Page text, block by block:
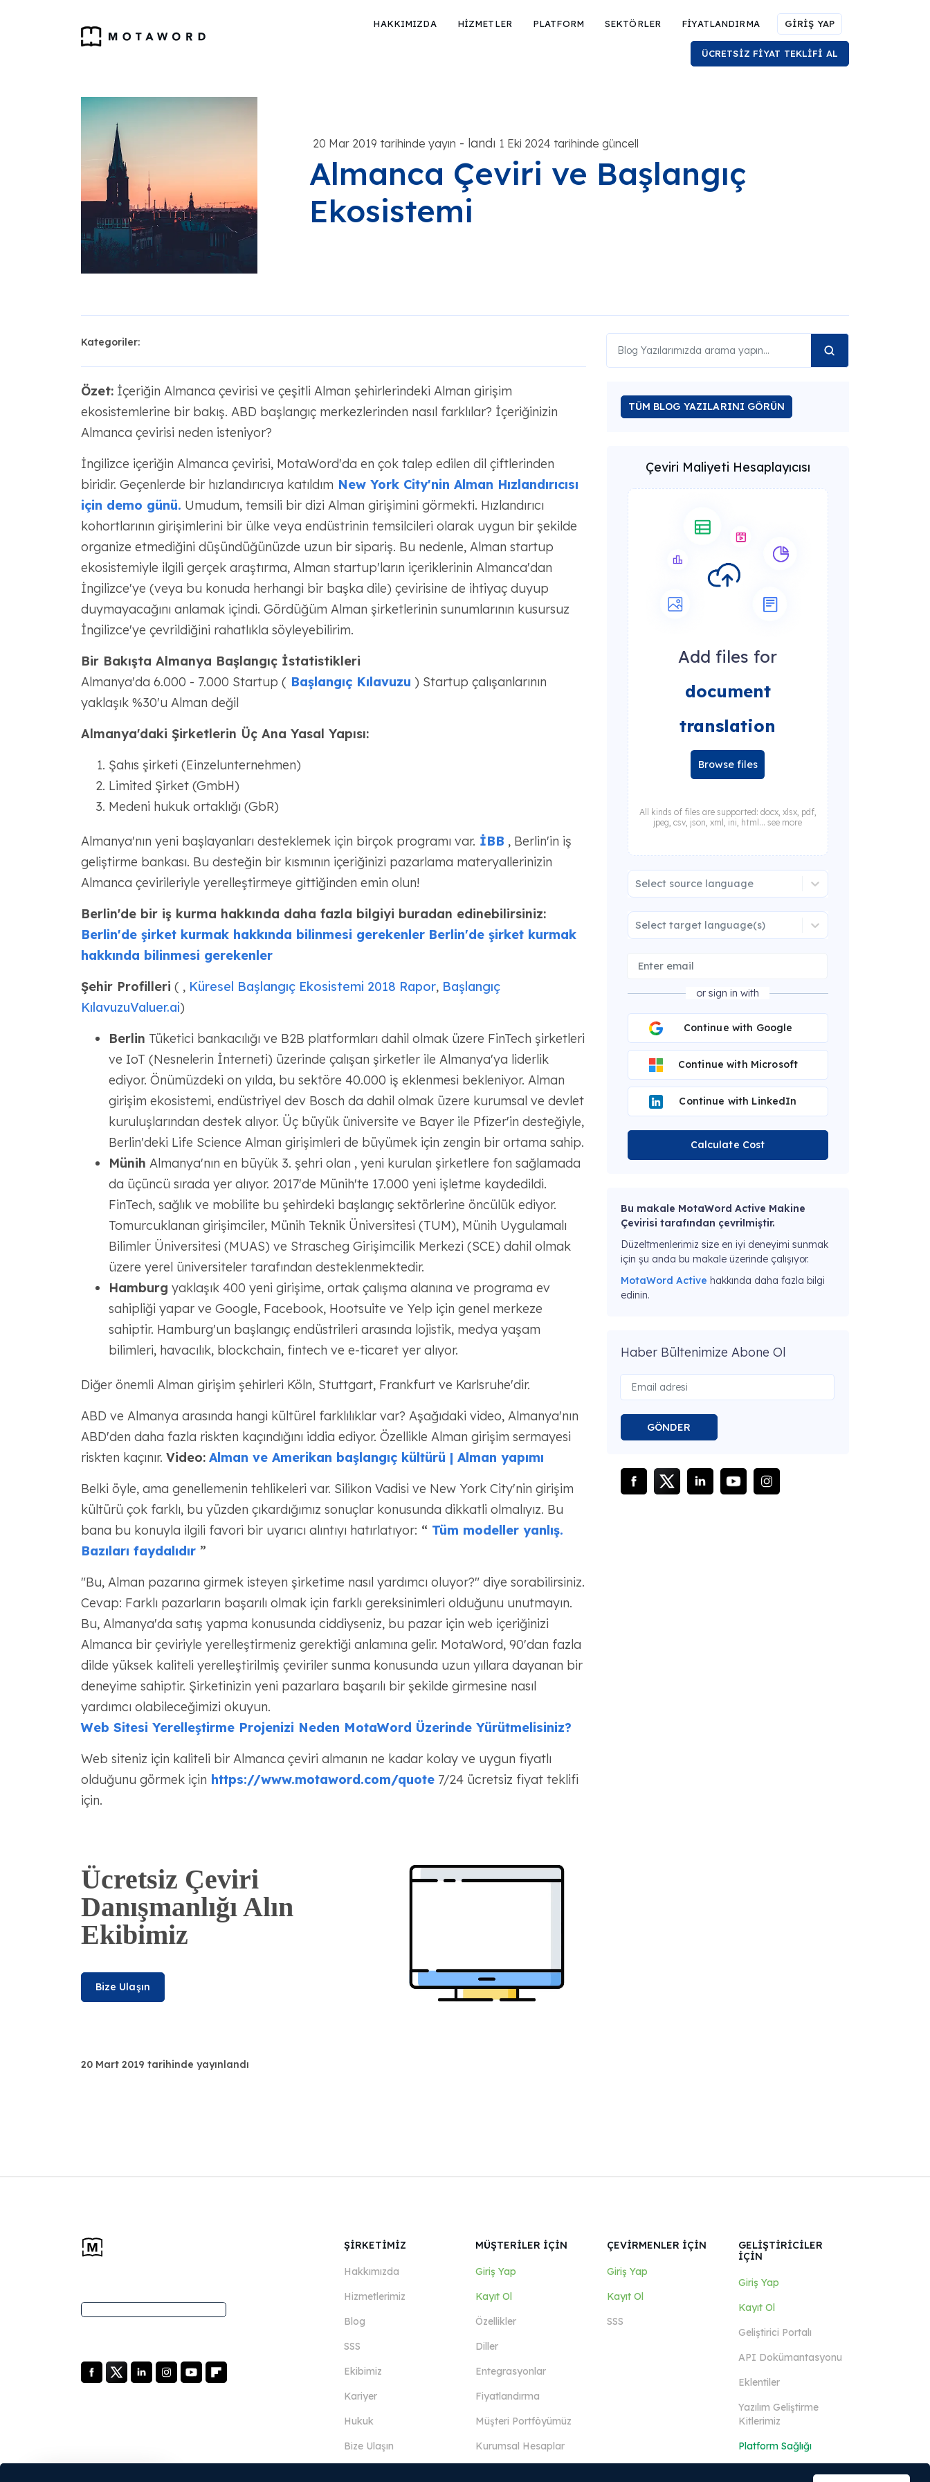
HAKKIMIZDA HİZMETLER PLATFORM SEKTÖRLER FİYATLANDIRMA GİRİŞ YAP
ÜCRETSİZ FİYAT TEKLİFİ AL
20 Mar 2019 tarihinde yayın - landı 1 Eki 2024 tarihinde güncell
Almanca Çeviri ve Başlangıç
Ekosistemi
Kategoriler:
Özet:İçeriğin Almanca çevirisi ve çeşitli Alman şehirlerindeki Alman girişim
ekosistemlerine bir bakış. ABD başlangıç merkezlerinden nasıl farklılar? İçeriğinizin
Almanca çevirisi neden isteniyor?
İngilizce içeriğin Almanca çevirisi, MotaWord'da en çok talep edilen dil çiftlerinden
biridir. Geçenlerde bir hızlandırıcıya katıldım New York City'nin Alman Hızlandırıcısı
için demo günü. Umudum, temsili bir dizi Alman girişimini görmekti. Hızlandırıcı
kohortlarının girişimlerini bir ülke veya endüstrinin temsilcileri olarak uygun bir şekilde
organize etmediğini düşündüğünüzde uzun bir sipariş. Bu nedenle, Alman startup
ekosistemiyle ilgili gerçek araştırma, Alman startup'ların içeriklerinin Almanca'dan
İngilizce'ye (veya bu konuda herhangi bir başka dile) çevirisine de ihtiyaç duyup
duymayacağını anlamak içindi. Gördüğüm Alman şirketlerinin sunumlarının kusursuz
İngilizce'ye çevrildiğini rahatlıkla söyleyebilirim.
Bir Bakışta Almanya Başlangıç İstatistikleri
Almanya'da 6.000 - 7.000 Startup ( Başlangıç Kılavuzu ) Startup çalışanlarının
yaklaşık %30'u Alman değil
Almanya'daki Şirketlerin Üç Ana Yasal Yapısı:
Şahıs şirketi (Einzelunternehmen)
Limited Şirket (GmbH)
Medeni hukuk ortaklığı (GbR)
Almanya'nın yeni başlayanları desteklemek için birçok programı var. İBB , Berlin'in iş
geliştirme bankası. Bu desteğin bir kısmının içeriğinizi pazarlama materyallerinizin
Almanca çevirileriyle yerelleştirmeye gittiğinden emin olun!
Berlin'de bir iş kurma hakkında daha fazla bilgiyi buradan edinebilirsiniz:
Berlin'de şirket kurmak hakkında bilinmesi gerekenler Berlin'de şirket kurmak
hakkında bilinmesi gerekenler
Şehir Profilleri ( , Küresel Başlangıç Ekosistemi 2018 Rapor, Başlangıç
KılavuzuValuer.ai)
Berlin Tüketici bankacılığı ve B2B platformları dahil olmak üzere FinTech şirketleri
ve IoT (Nesnelerin İnterneti) üzerinde çalışan şirketler ile Almanya'ya liderlik
ediyor. Önümüzdeki on yılda, bu sektöre 40.000 iş eklenmesi bekleniyor. Alman
girişim ekosistemi, endüstriyel dev Bosch da dahil olmak üzere kurumsal ve devlet
kuruluşlarından destek alıyor. Üç büyük üniversite ve Bayer ile Pfizer'in desteğiyle,
Berlin'deki Life Science Alman girişimleri de büyümek için zengin bir ortama sahip.
Münih Almanya'nın en büyük 3. şehri olan , yeni kurulan şirketlere fon sağlamada
da üçüncü sırada yer alıyor. 2017'de Münih'te 17.000 yeni işletme kaydedildi.
FinTech, sağlık ve mobilite bu şehirdeki başlangıç sektörlerine öncülük ediyor.
Tomurcuklanan girişimciler, Münih Teknik Üniversitesi (TUM), Münih Uygulamalı
Bilimler Üniversitesi (MUAS) ve Strascheg Girişimcilik Merkezi (SCE) dahil olmak
üzere yerel üniversiteler tarafından desteklenmektedir.
Hamburg yaklaşık 400 yeni girişime, ortak çalışma alanına ve programa ev
sahipliği yapar ve Google, Facebook, Hootsuite ve Yelp için genel merkeze
sahiptir. Hamburg'un başlangıç endüstrileri arasında lojistik, medya yaşam
bilimleri, havacılık, blockchain, fintech ve e-ticaret yer alıyor.
Diğer önemli Alman girişim şehirleri Köln, Stuttgart, Frankfurt ve Karlsruhe'dir.
ABD ve Almanya arasında hangi kültürel farklılıklar var? Aşağıdaki video, Almanya'nın
ABD'den daha fazla riskten kaçındığını iddia ediyor. Özellikle Alman girişim sermayesi
riskten kaçınır. Video: Alman ve Amerikan başlangıç kültürü | Alman yapımı
Belki öyle, ama genellemenin tehlikeleri var. Silikon Vadisi ve New York City'nin girişim
kültürü çok farklı, bu yüzden çıkardığımız sonuçlar konusunda dikkatli olmalıyız. Bu
bana bu konuyla ilgili favori bir uyarıcı alıntıyı hatırlatıyor: “Tüm modeller yanlış.
Bazıları faydalıdır”
"Bu, Alman pazarına girmek isteyen şirketime nasıl yardımcı oluyor?" diye sorabilirsiniz.
Cevap: Farklı pazarların başarılı olmak için farklı gereksinimleri olduğunu unutmayın.
Bu, Almanya'da satış yapma konusunda ciddiyseniz, bu pazar için web içeriğinizi
Almanca bir çeviriyle yerelleştirmeniz gerektiği anlamına gelir. MotaWord, 90'dan fazla
dilde yüksek kaliteli yerelleştirilmiş çeviriler sunma konusunda uzun yıllara dayanan bir
deneyime sahiptir. Şirketinizin yeni pazarlara başarılı bir şekilde girmesine nasıl
yardımcı olabileceğimizi okuyun.
Web Sitesi Yerelleştirme Projenizi Neden MotaWord Üzerinde Yürütmelisiniz?
Web siteniz için kaliteli bir Almanca çeviri almanın ne kadar kolay ve uygun fiyatlı
olduğunu görmek için https://www.motaword.com/quote7/24 ücretsiz fiyat teklifi
için.
Ücretsiz Çeviri
Danışmanlığı Alın
Ekibimiz
Bize Ulaşın
20 Mart 2019 tarihinde yayınlandı
TÜM BLOG YAZILARINI GÖRÜN
Çeviri Maliyeti Hesaplayıcısı
Add files for
document
translation
Browse files
All kinds of files are supported: docx, xlsx, pdf,
jpeg, csv, json, xml, ini, html... see more
Select source language
Select target language(s)
or sign in with
Continue with Google
Continue with Microsoft
Continue with LinkedIn
Calculate Cost
Bu makale MotaWord Active Makine
Çevirisi tarafından çevrilmiştir.
Düzeltmenlerimiz size en iyi deneyimi sunmak
için şu anda bu makale üzerinde çalışıyor.
MotaWord Active hakkında daha fazla bilgi
edinin.
Haber Bültenimize Abone Ol
GÖNDER
ŞİRKETİMİZ
Hakkımızda
Hizmetlerimiz
Blog
SSS
Ekibimiz
Kariyer
Hukuk
Bize Ulaşın
MÜŞTERİLER İÇİN
Giriş Yap
Kayıt Ol
Özellikler
Diller
Entegrasyonlar
Fiyatlandırma
Müşteri Portföyümüz
Kurumsal Hesaplar
ÇEVİRMENLER İÇİN
Giriş Yap
Kayıt Ol
SSS
GELİŞTİRİCİLER
İÇİN
Giriş Yap
Kayıt Ol
Geliştirici Portalı
API Dokümantasyonu
Eklentiler
Yazılım Geliştirme
Kitlerimiz
Platform Sağlığı